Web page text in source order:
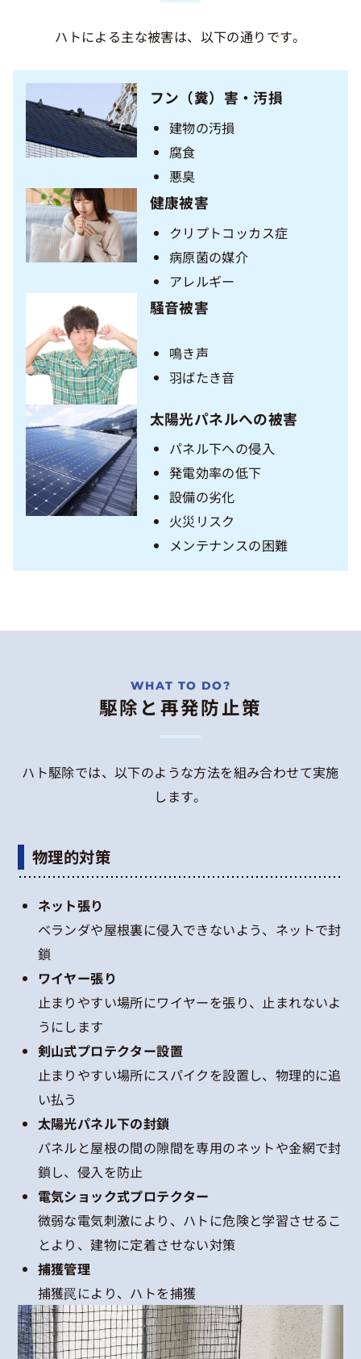
ハトによる主な被害は、以下の通りです。
フン（糞）害・汚損
建物の汚損
腐食
悪臭
健康被害
クリプトコッカス症
病原菌の媒介
アレルギー
騒音被害
鳴き声
羽ばたき音
太陽光パネルへの被害
パネル下への侵入
発電効率の低下
設備の劣化
火災リスク
メンテナンスの困難
駆除と再発防止策
ハト駆除では、以下のような方法を組み合わせて実施
します。
物理的対策
ネット張り
ベランダや屋根裏に侵入できないよう、ネットで封
鎖
ワイヤー張り
止まりやすい場所にワイヤーを張り、止まれないよ
うにします
剣山式プロテクター設置
止まりやすい場所にスパイクを設置し、物理的に追
い払う
太陽光パネル下の封鎖
パネルと屋根の間の隙間を専用のネットや金網で封
鎖し、侵入を防止
電気ショック式プロテクター
微弱な電気刺激により、ハトに危険と学習させるこ
とより、建物に定着させない対策
捕獲管理
捕獲罠により、ハトを捕獲